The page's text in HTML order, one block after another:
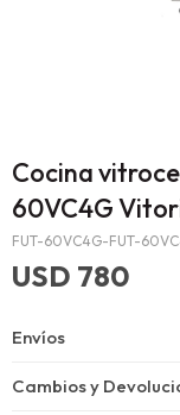
Cocina
60VC4G
FUT-60VC4G-FUT-
USD 780
Envíos
Cambios y